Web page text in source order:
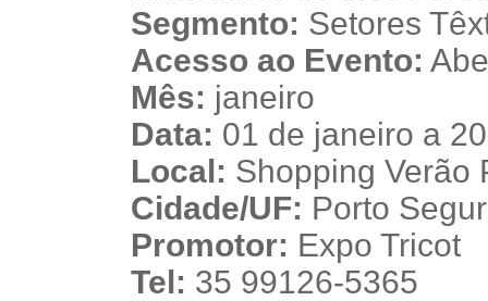
Segmento: Setores
Acesso ao Evento:
Mês: janeiro
Data: 01 de janeiro a
Local: Shopping Verão
Cidade/UF: Porto
Promotor: Expo Tricot
Tel: 35 99126-5365